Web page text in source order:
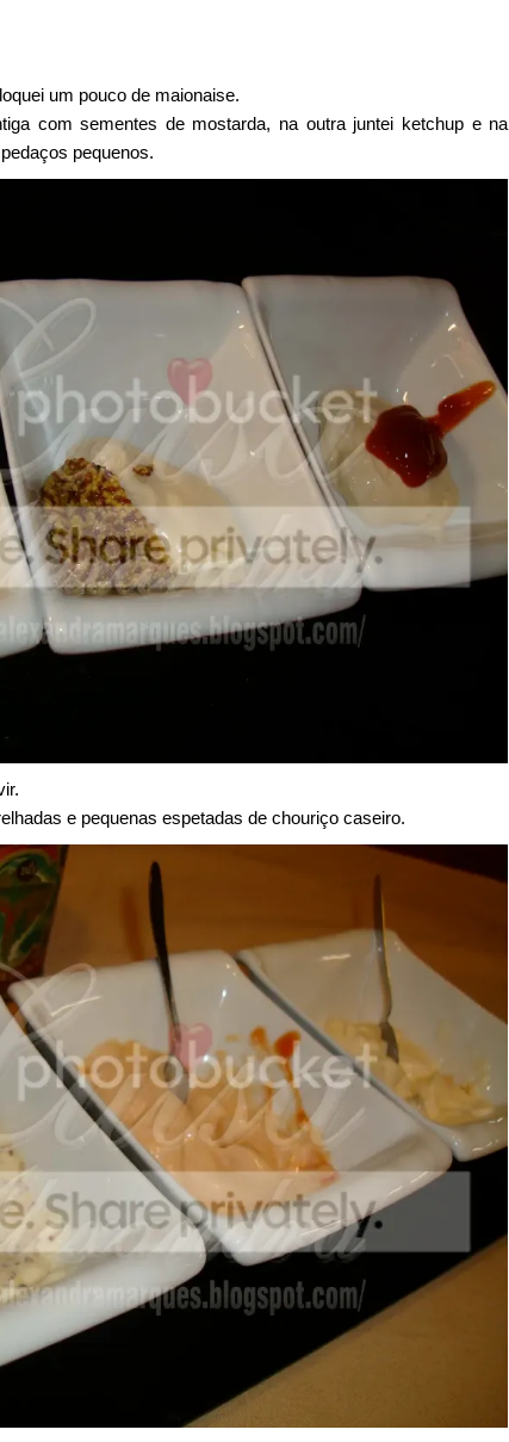
um pouco de maionaise.
com sementes de mostarda, na outra juntei ketchup e na
pequenos.
e pequenas espetadas de chouriço caseiro.